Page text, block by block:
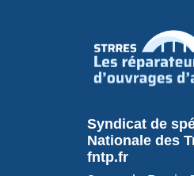
Syndicat de
Nationale des
fntp.fr